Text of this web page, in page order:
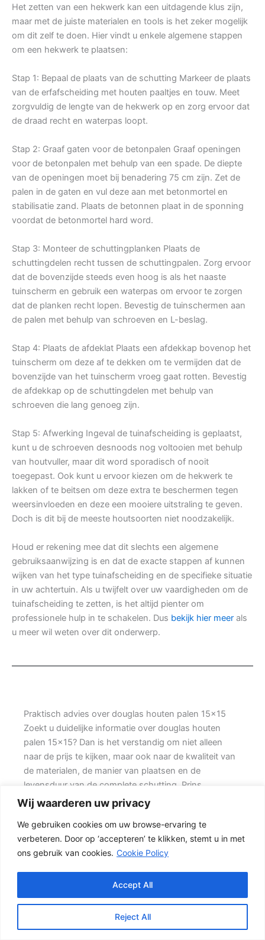
Wij waarderen uw privacy
We gebruiken cookies om uw browse-ervaring te
verbeteren. Door op ‘accepteren’ te klikken, stemt u in met
ons gebruik van cookies. Cookie Policy
Reject All
Accept All
Het zetten van een hekwerk kan een uitdagende klus zijn,
maar met de juiste materialen en tools is het zeker mogelijk
om dit zelf te doen. Hier vindt u enkele algemene stappen
om een hekwerk te plaatsen:
Stap 1: Bepaal de plaats van de schutting Markeer de plaats
van de erfafscheiding met houten paaltjes en touw. Meet
zorgvuldig de lengte van de hekwerk op en zorg ervoor dat
de draad recht en waterpas loopt.
Stap 2: Graaf gaten voor de betonpalen Graaf openingen
voor de betonpalen met behulp van een spade. De diepte
van de openingen moet bij benadering 75 cm zijn. Zet de
palen in de gaten en vul deze aan met betonmortel en
stabilisatie zand. Plaats de betonnen plaat in de sponning
voordat de betonmortel hard word.
Stap 3: Monteer de schuttingplanken Plaats de
schuttingdelen recht tussen de schuttingpalen. Zorg ervoor
dat de bovenzijde steeds even hoog is als het naaste
tuinscherm en gebruik een waterpas om ervoor te zorgen
dat de planken recht lopen. Bevestig de tuinschermen aan
de palen met behulp van schroeven en L-beslag.
Stap 4: Plaats de afdeklat Plaats een afdekkap bovenop het
tuinscherm om deze af te dekken om te vermijden dat de
bovenzijde van het tuinscherm vroeg gaat rotten. Bevestig
de afdekkap op de schuttingdelen met behulp van
schroeven die lang genoeg zijn.
Stap 5: Afwerking Ingeval de tuinafscheiding is geplaatst,
kunt u de schroeven desnoods nog voltooien met behulp
van houtvuller, maar dit word sporadisch of nooit
toegepast. Ook kunt u ervoor kiezen om de hekwerk te
lakken of te beitsen om deze extra te beschermen tegen
weersinvloeden en deze een mooiere uitstraling te geven.
Doch is dit bij de meeste houtsoorten niet noodzakelijk.
Houd er rekening mee dat dit slechts een algemene
gebruiksaanwijzing is en dat de exacte stappen af kunnen
wijken van het type tuinafscheiding en de specifieke situatie
in uw achtertuin. Als u twijfelt over uw vaardigheden om de
tuinafscheiding te zetten, is het altijd pienter om
professionele hulp in te schakelen. Dus bekijk hier meer als
u meer wil weten over dit onderwerp.
Praktisch advies over douglas houten palen 15×15
Zoekt u duidelijke informatie over douglas houten
palen 15×15? Dan is het verstandig om niet alleen
naar de prijs te kijken, maar ook naar de kwaliteit van
de materialen, de manier van plaatsen en de
levensduur van de complete schutting. Prins
Schuttingen helpt klanten met hoekwoningen en
De juiste erfafscheiding begint met een goed plan.
Wilt u vooral een luxe uitstraling, dan kan een hout-
beton schutting met hoge betonplaat of zwarte
accenten goed passen. Daarom is persoonlijk advies
vaak beter dan alleen online een standaardprijs